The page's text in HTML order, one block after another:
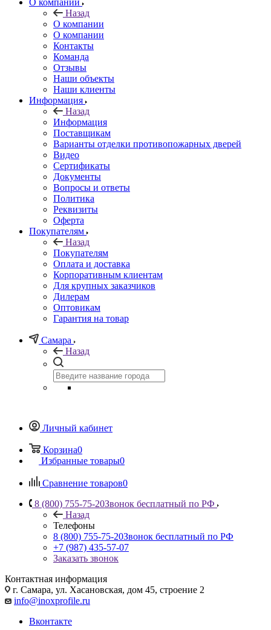
О компании
Назад
О компании
О компании
Контакты
Команда
Отзывы
Наши объекты
Наши клиенты
Информация
Назад
Информация
Поставщикам
Варианты отделки противопожарных дверей
Видео
Сертификаты
Документы
Вопросы и ответы
Политика
Реквизиты
Оферта
Покупателям
Назад
Покупателям
Оплата и доставка
Корпоративным клиентам
Для крупных заказчиков
Дилерам
Оптовикам
Гарантия на товар
Самара
Назад
Личный кабинет
Корзина0
Избранные товары0
Сравнение товаров0
8 (800) 755-75-20Звонок бесплатный по РФ
Назад
Телефоны
8 (800) 755-75-20Звонок бесплатный по РФ
+7 (987) 435-57-07
Заказать звонок
Контактная информация
г. Самара, ул. Хасановская, дом 45, строение 2
info@inoxprofile.ru
Вконтакте